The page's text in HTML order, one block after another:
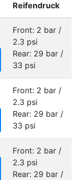
Reifendruck
Front: 2 bar /
2.3 psi
Rear: 29 bar /
33 psi
Front: 2 bar /
2.3 psi
Rear: 29 bar /
33 psi
Front: 2 bar /
2.3 psi
Rear: 29 bar /